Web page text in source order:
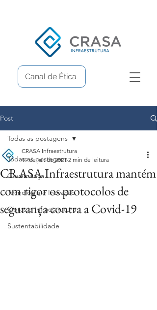
Canal de Ética
Post
Todas as postagens
Governança
Tecnologia e Inovação
Obras e Infraestrutura
Sustentabilidade
Todas as postagens
CRASA Infraestrutura mantém
com rigor os protocolos de
segurança contra a Covid-19
CRASA Infraestrutura
19 de jul. de 2021 2 min de leitura